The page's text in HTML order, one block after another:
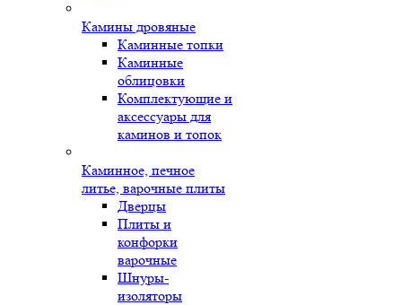
Камины дровяные
Каминные топки
Каминные
облицовки
Комплектующие и
аксессуары для
каминов и топок
Каминное, печное
литье, варочные плиты
Дверцы
Плиты и
конфорки
варочные
Шнуры-
изоляторы